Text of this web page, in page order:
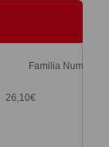
Familia
26,10€